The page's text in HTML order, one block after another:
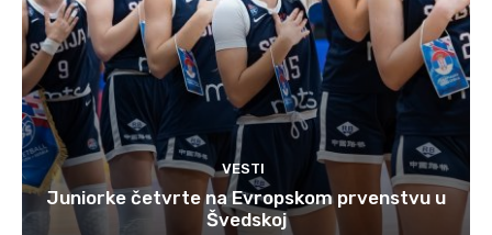
VESTI
Juniorke četvrte na Evropskom prvenstvu u
Švedskoj